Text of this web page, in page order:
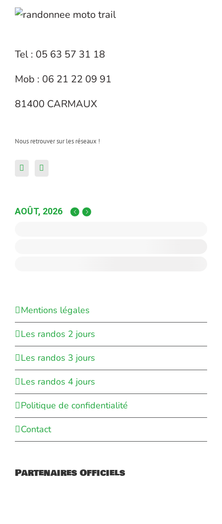
Tel : 05 63 57 31 18
Mob : 06 21 22 09 91
81400 CARMAUX
Nous retrouver sur les réseaux !
AOÛT, 2026
Mentions légales
Les randos 2 jours
Les randos 3 jours
Les randos 4 jours
Politique de confidentialité
Contact
Partenaires Officiels